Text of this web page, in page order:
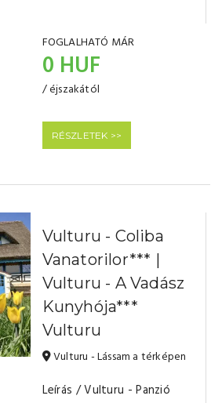
FOGLALHATÓ MÁR
0 HUF
/ éjszakától
RÉSZLETEK >>
Vulturu - Coliba
Vanatorilor*** |
Vulturu - A Vadász
Kunyhója***
Vulturu
Vulturu - Lássam a térképen
Leírás / Vulturu - Panzió